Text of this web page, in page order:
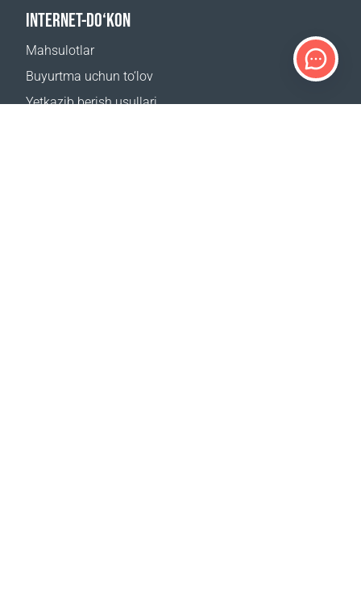
INTERNET-DO‘KON
Mahsulotlar
Buyurtma uchun to‘lov
Yetkazib berish usullari